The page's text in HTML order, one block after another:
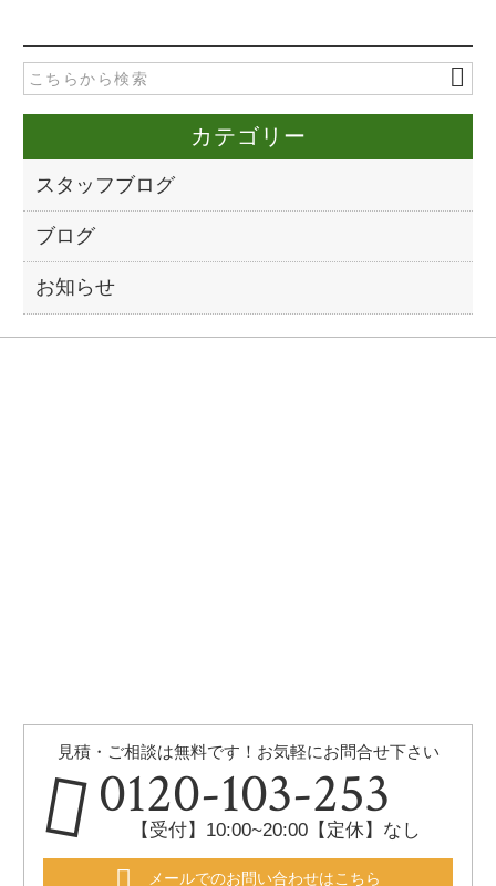
e
b
o
k
er
カテゴリー
スタッフブログ
ブログ
お知らせ
見積・ご相談は無料です！お気軽にお問合せ下さい
0120-103-253
【受付】10:00~20:00【定休】なし
メールでのお問い合わせはこちら